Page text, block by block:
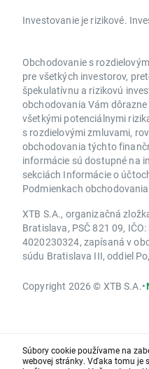
Investovanie je rizikové.
Obchodovanie s
pre všetkých investorov,
špekulatívnu a rizikovú
obchodovania Vám
všetkými potenciálnymi
s rozdielovými zmluvami,
obchodovania týchto
informácie sú dostupné na
sekciách Informácie o
Podmienkach
XTB S.A., organizačná
Bratislava, PSČ 821 09,
4020230324, zapísaná v
súdu Bratislava III, oddiel
Copyright 2026 © XTB S.A.•
Súbory cookie používame na
webovej stránky. Vďaka tomu je